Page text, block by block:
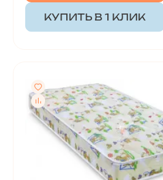
КУПИТЬ В 1 КЛИК